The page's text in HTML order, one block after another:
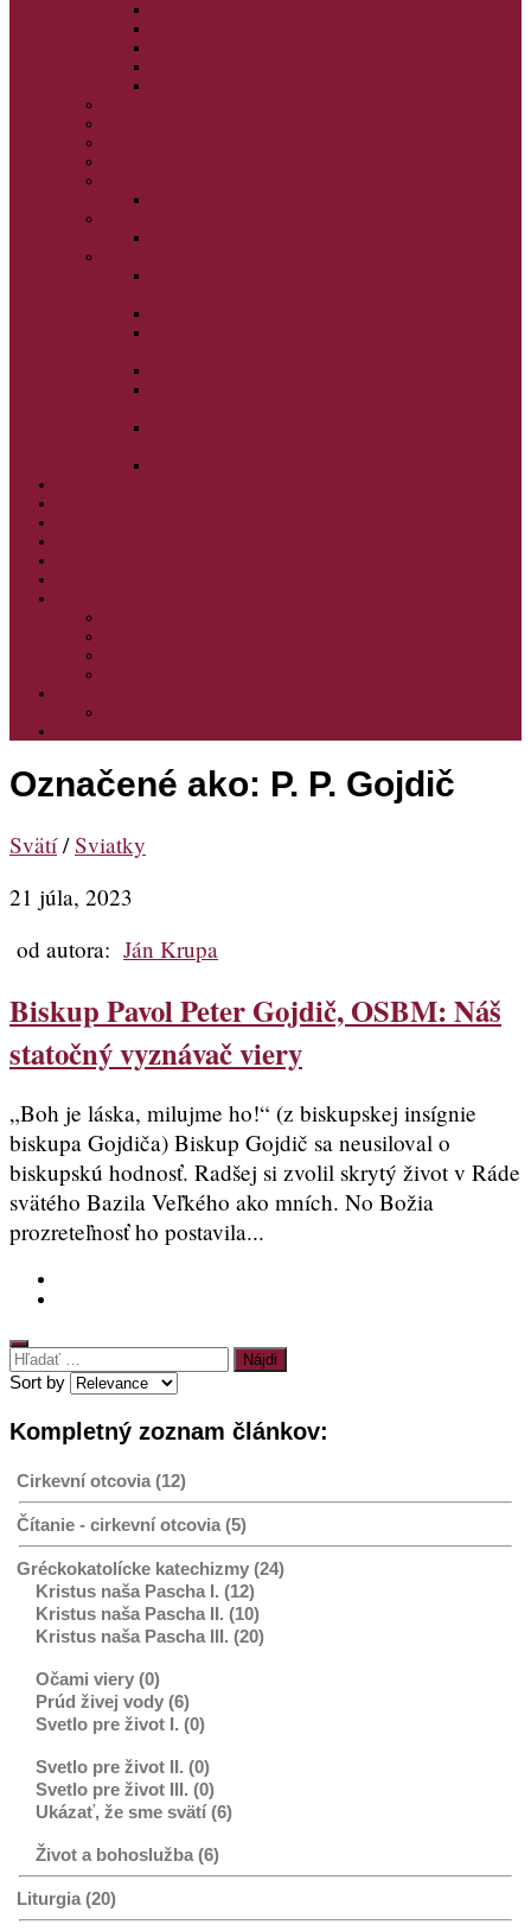
Označené ako: P. P. Gojdič
Svätí/Sviatky
21 júla, 2023
od autora: Ján Krupa
Biskup Pavol Peter Gojdič, OSBM: Náš
statočný vyznávač viery
„Boh je láska, milujme ho!“ (z biskupskej insígnie
biskupa Gojdiča) Biskup Gojdič sa neusiloval o
biskupskú hodnosť. Radšej si zvolil skrytý život v Ráde
svätého Bazila Veľkého ako mních. No Božia
prozreteľnosť ho postavila...
Hľadať:
Sort by
Kompletný zoznam článkov:
Cirkevní otcovia (12)
Čítanie - cirkevní otcovia (5)
Gréckokatolícke katechizmy (24)
Kristus naša Pascha I. (12)
Kristus naša Pascha II. (10)
Kristus naša Pascha III. (20)
Očami viery (0)
Prúd živej vody (6)
Svetlo pre život I. (0)
Svetlo pre život II. (0)
Svetlo pre život III. (0)
Ukázať, že sme svätí (6)
Život a bohoslužba (6)
Liturgia (20)